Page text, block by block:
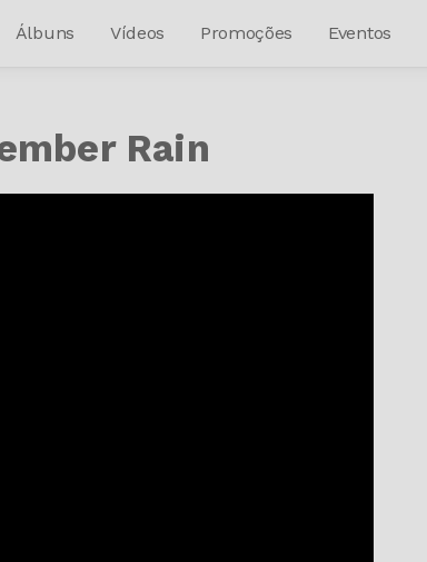
Álbuns Vídeos Promoções Eventos
Rain